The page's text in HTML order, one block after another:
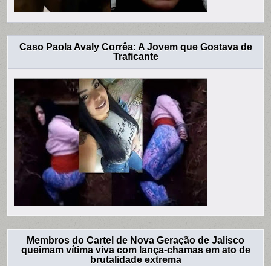
Caso Paola Avaly Corrêa: A Jovem que Gostava de
Traficante
Membros do Cartel de Nova Geração de Jalisco
queimam vítima viva com lança-chamas em ato de
brutalidade extrema